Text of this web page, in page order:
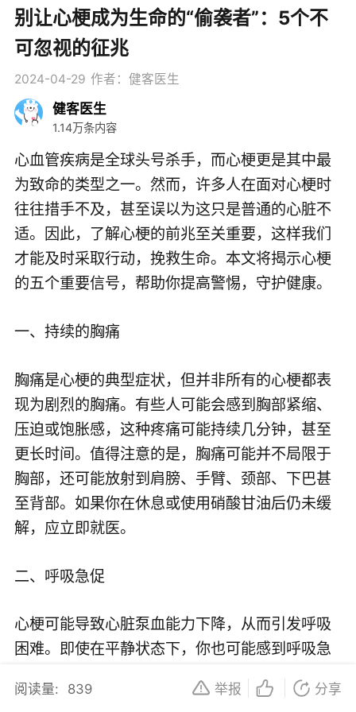
别让心梗成为生命的“偷袭者”：5个不
可忽视的征兆
2024-04-29 作者：健客医生
健客医生
1.14万条内容
心血管疾病是全球头号杀手，而心梗更是其中最
为致命的类型之一。然而，许多人在面对心梗时
往往措手不及，甚至误以为这只是普通的心脏不
适。因此，了解心梗的前兆至关重要，这样我们
才能及时采取行动，挽救生命。本文将揭示心梗
的五个重要信号，帮助你提高警惕，守护健康。
一、持续的胸痛
胸痛是心梗的典型症状，但并非所有的心梗都表
现为剧烈的胸痛。有些人可能会感到胸部紧缩、
压迫或饱胀感，这种疼痛可能持续几分钟，甚至
更长时间。值得注意的是，胸痛可能并不局限于
胸部，还可能放射到肩膀、手臂、颈部、下巴甚
至背部。如果你在休息或使用硝酸甘油后仍未缓
解，应立即就医。
二、呼吸急促
心梗可能导致心脏泵血能力下降，从而引发呼吸
困难。即使在平静状态下，你也可能感到呼吸急
血和水肿，进一步加剧呼吸困难的症状。
阅读量: 839 举报 分享